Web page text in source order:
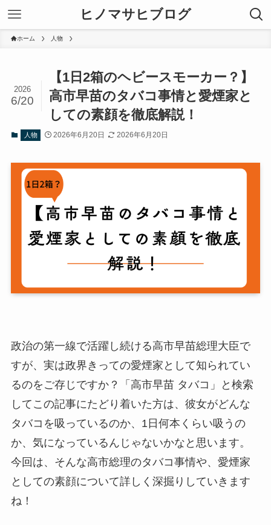
ヒノマサヒブログ
ホーム 人物
【1日2箱のヘビースモーカー？】
高市早苗のタバコ事情と愛煙家と
しての素顔を徹底解説！
2026
6/20
人物 2026年6月20日 2026年6月20日
政治の第一線で活躍し続ける高市早苗総理大臣で
すが、実は政界きっての愛煙家として知られてい
るのをご存じですか？「高市早苗 タバコ」と検索
してこの記事にたどり着いた方は、彼女がどんな
タバコを吸っているのか、1日何本くらい吸うの
か、気になっているんじゃないかなと思います。
今回は、そんな高市総理のタバコ事情や、愛煙家
としての素顔について詳しく深掘りしていきます
ね！